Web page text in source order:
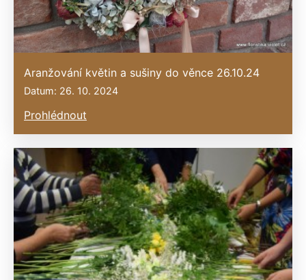
Aranžování květin a sušiny do věnce 26.10.24
Datum: 26. 10. 2024
Prohlédnout